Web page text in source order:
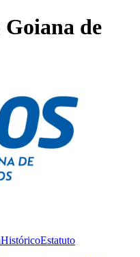
Goiana de
HistóricoEstatuto